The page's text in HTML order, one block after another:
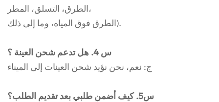
الطرق، التسلق، المطر،
الطرق فوق المياه، وما إلى ذلك).
س 4. هل تدعم شحن العينة ؟
ج: نعم، نحن نؤيد شحن العينات إلى الميناء
س5. كيف أضمن طلبي بعد تقديم الطلب؟